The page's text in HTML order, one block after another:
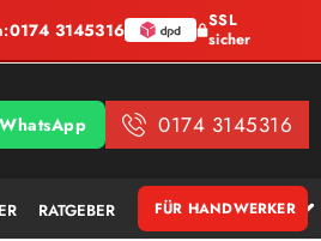
0174 3145316
SSL
sicher
WhatsApp 0174 3145316
RATGEBER FÜR HANDWERKER